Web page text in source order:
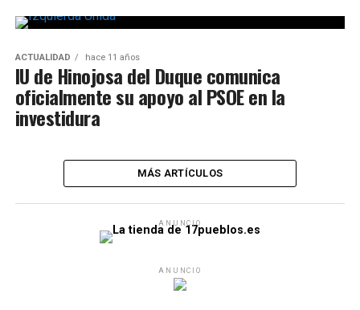
ACTUALIDAD hace 11 años
IU de Hinojosa del Duque comunica
oficialmente su apoyo al PSOE en la
investidura
MÁS ARTÍCULOS
ANUNCIO
ANUNCIO